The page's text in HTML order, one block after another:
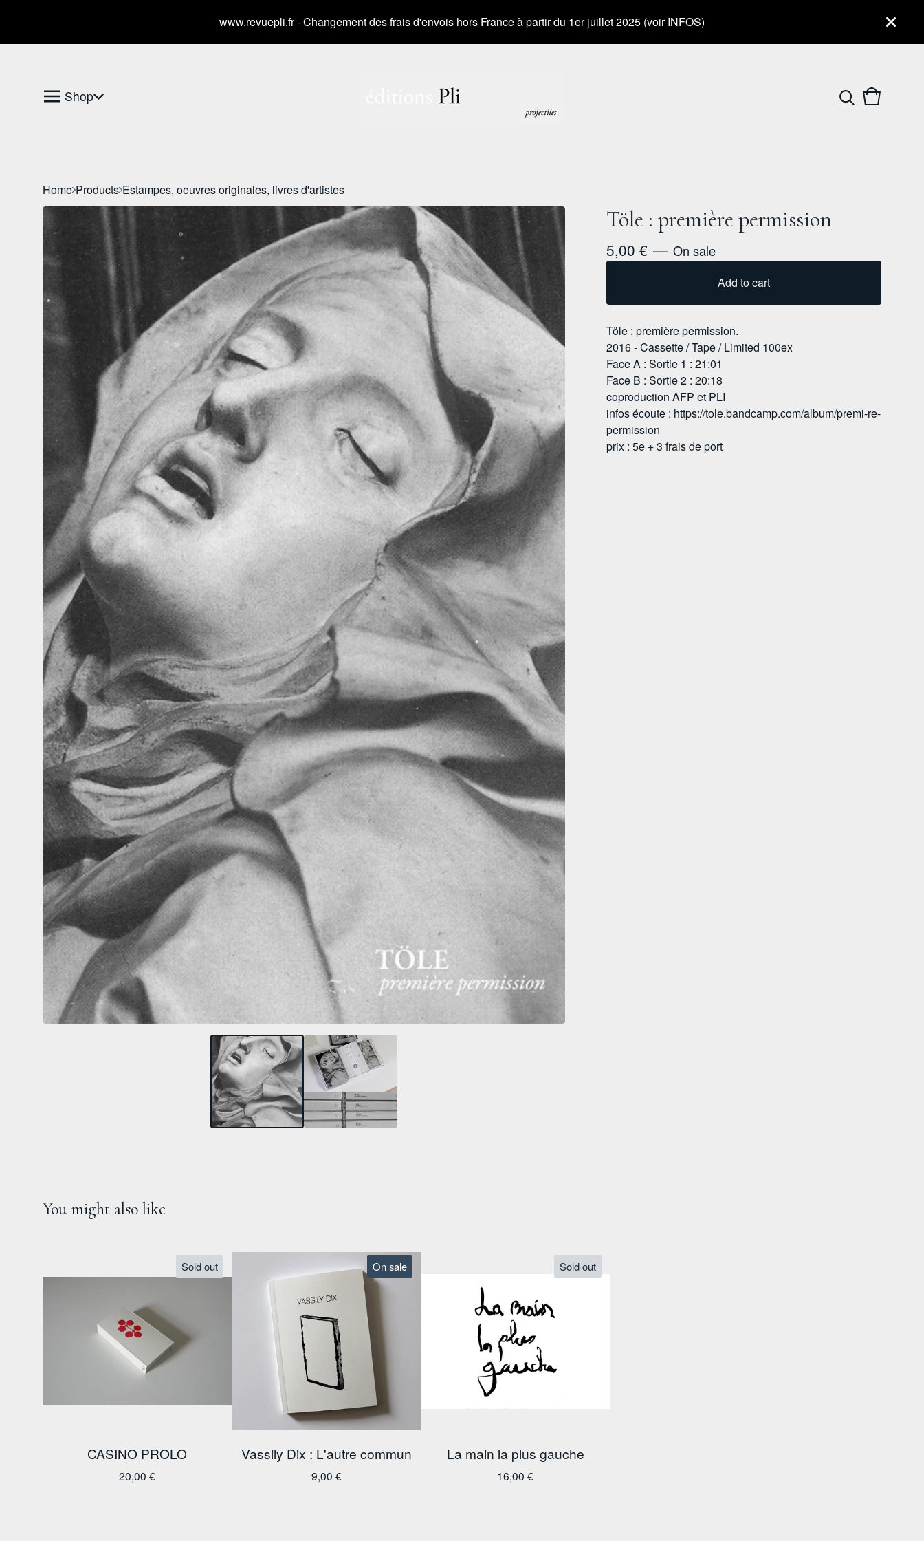
www.revuepli.fr - Changement des frais d'envois hors France à partir du 1er juillet 2025 (voir INFOS)
Shop
View
0
Home Products Estampes, oeuvres originales, livres d'artistes
Töle : première permission
5,00 € — On sale
Add to cart
Töle : première permission.
2016 - Cassette / Tape / Limited 100ex
Face A : Sortie 1 : 21:01
Face B : Sortie 2 : 20:18
coproduction AFP et PLI
infos écoute : https://tole.bandcamp.com/album/premi-re-
permission
prix : 5e + 3 frais de port
You might also like
Sold out
CASINO PROLO
20,00 €
On sale
Vassily Dix : L'autre commun
9,00 €
Sold out
La main la plus gauche
16,00 €